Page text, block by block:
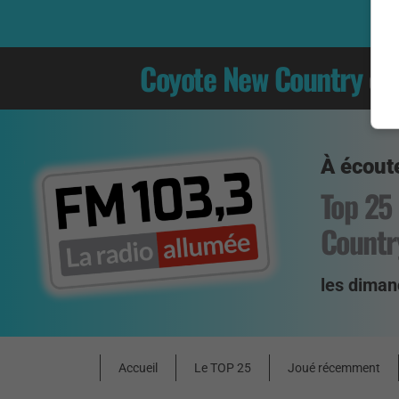
Coyote New Country
À
Top
les
Accueil Le TOP 25 Joué récemment